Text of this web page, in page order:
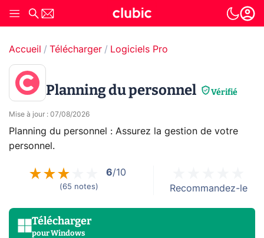
Accueil Télécharger Logiciels Pro
Planning du personnel Vérifié
Mise à jour : 07/08/2026
Planning du personnel : Assurez la gestion de votre
personnel.
6/10
(65 notes) Recommandez-le
Télécharger
pourWindows